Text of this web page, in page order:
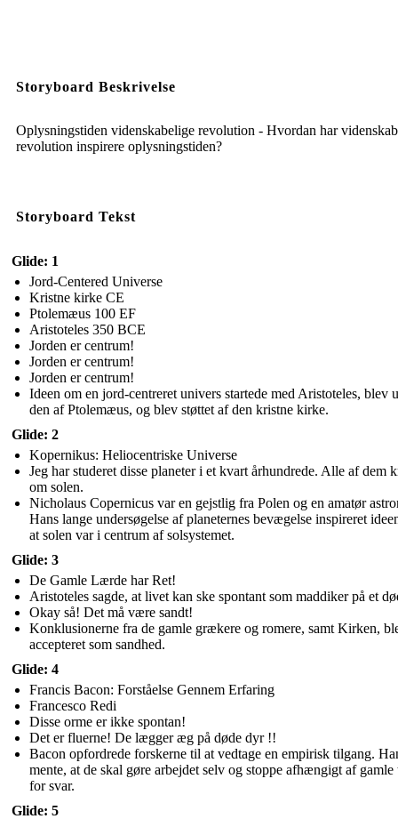
Storyboard Beskrivelse
Oplysningstiden videnskabelige revolution - Hvordan har
revolution inspirere oplysningstiden?
Storyboard Tekst
Glide: 1
Jord-Centered Universe
Kristne kirke CE
Ptolemæus 100 EF
Aristoteles 350 BCE
Jorden er centrum!
Jorden er centrum!
Jorden er centrum!
Ideen om en jord-centreret univers startede med Aristoteles, blev
den af ​​Ptolemæus, og blev støttet af den kristne kirke.
Glide: 2
Kopernikus: Heliocentriske Universe
Jeg har studeret disse planeter i et kvart århundrede. Alle af dem
om solen.
Nicholaus Copernicus var en gejstlig fra Polen og en amatør
Hans lange undersøgelse af planeternes bevægelse inspireret
at solen var i centrum af solsystemet.
Glide: 3
De Gamle Lærde har Ret!
Aristoteles sagde, at livet kan ske spontant som maddiker på et
Okay så! Det må være sandt!
Konklusionerne fra de gamle grækere og romere, samt Kirken,
accepteret som sandhed.
Glide: 4
Francis Bacon: Forståelse Gennem Erfaring
Francesco Redi
Disse orme er ikke spontan!
Det er fluerne! De lægger æg på døde dyr !!
Bacon opfordrede forskerne til at vedtage en empirisk tilgang.
mente, at de skal gøre arbejdet selv og stoppe afhængigt af gamle
for svar.
Glide: 5